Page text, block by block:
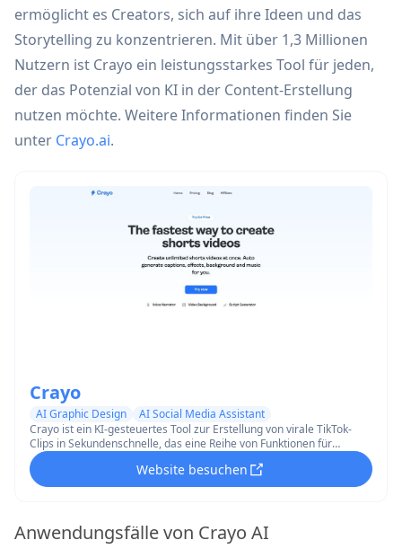
ermöglicht es Creators, sich auf ihre Ideen und das
Storytelling zu konzentrieren. Mit über 1,3 Millionen
Nutzern ist Crayo ein leistungsstarkes Tool für jeden,
der das Potenzial von KI in der Content-Erstellung
nutzen möchte. Weitere Informationen finden Sie
unter Crayo.ai.
Crayo
AI Graphic Design
AI Social Media Assistant
Crayo ist ein KI-gesteuertes Tool zur Erstellung von virale TikTok-
Clips in Sekundenschnelle, das eine Reihe von Funktionen für
Produktivität, Kreativität und soziale Medien-Analytik bietet.
Website besuchen
Anwendungsfälle von Crayo AI